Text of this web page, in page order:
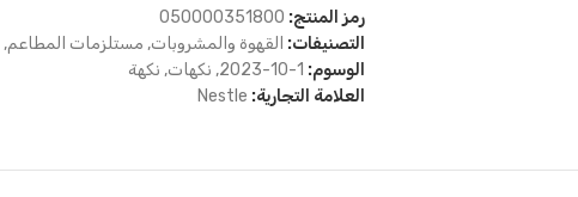
رمز المنتج: 050000351800
التصنيفات: القهوة والمشروبات, مستلزمات المطاعم,
الوسوم: 1-10-2023
, نكهات, نكهة
العلامة التجارية: Nestle